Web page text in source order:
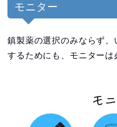
モニター
鎮製薬の選択のみならず
するためにも、モニターは